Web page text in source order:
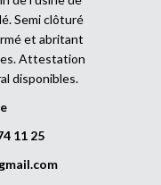
Semi clôturé
et abritant
Attestation
disponibles.
11 25